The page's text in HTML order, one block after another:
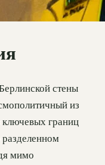
стены
из
ключевых границ
мимо